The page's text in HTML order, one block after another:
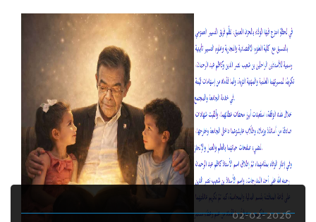
02-02-2026